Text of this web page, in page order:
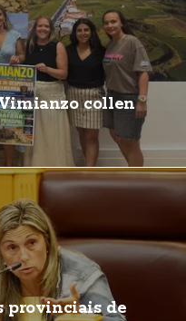
collen
provinciais de